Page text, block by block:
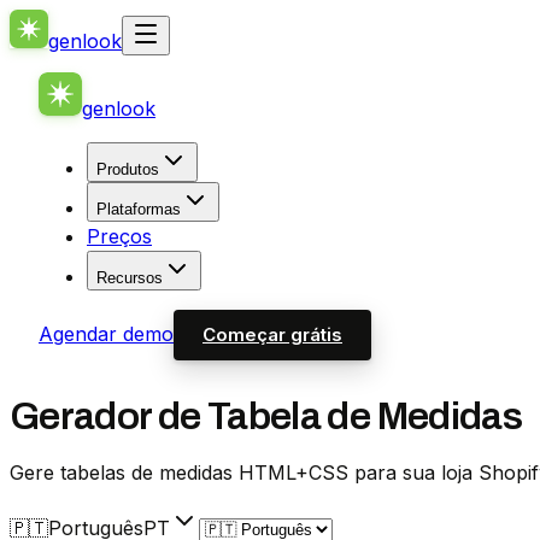
genlook
genlook
Produtos
Plataformas
Preços
Recursos
Agendar demo Começar grátis
Gerador de Tabela de Medidas
Gere tabelas de medidas HTML+CSS para sua loja
🇵🇹PortuguêsPT